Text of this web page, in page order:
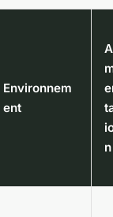
Environnem
ent
n